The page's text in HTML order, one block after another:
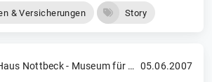
& Versicherungen Story
Kulturgut Haus Nottbeck - Museum für Westfälische Literatur 05.06.2007